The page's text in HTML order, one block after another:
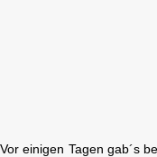
Vor einigen Tagen gab´s